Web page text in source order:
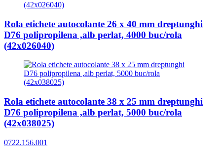
Rola etichete autocolante 26 x 40 mm dreptunghi
D76 polipropilena ,alb perlat, 4000 buc/rola
(42x026040)
Rola etichete autocolante 38 x 25 mm dreptunghi
D76 polipropilena ,alb perlat, 5000 buc/rola
(42x038025)
0722.156.001